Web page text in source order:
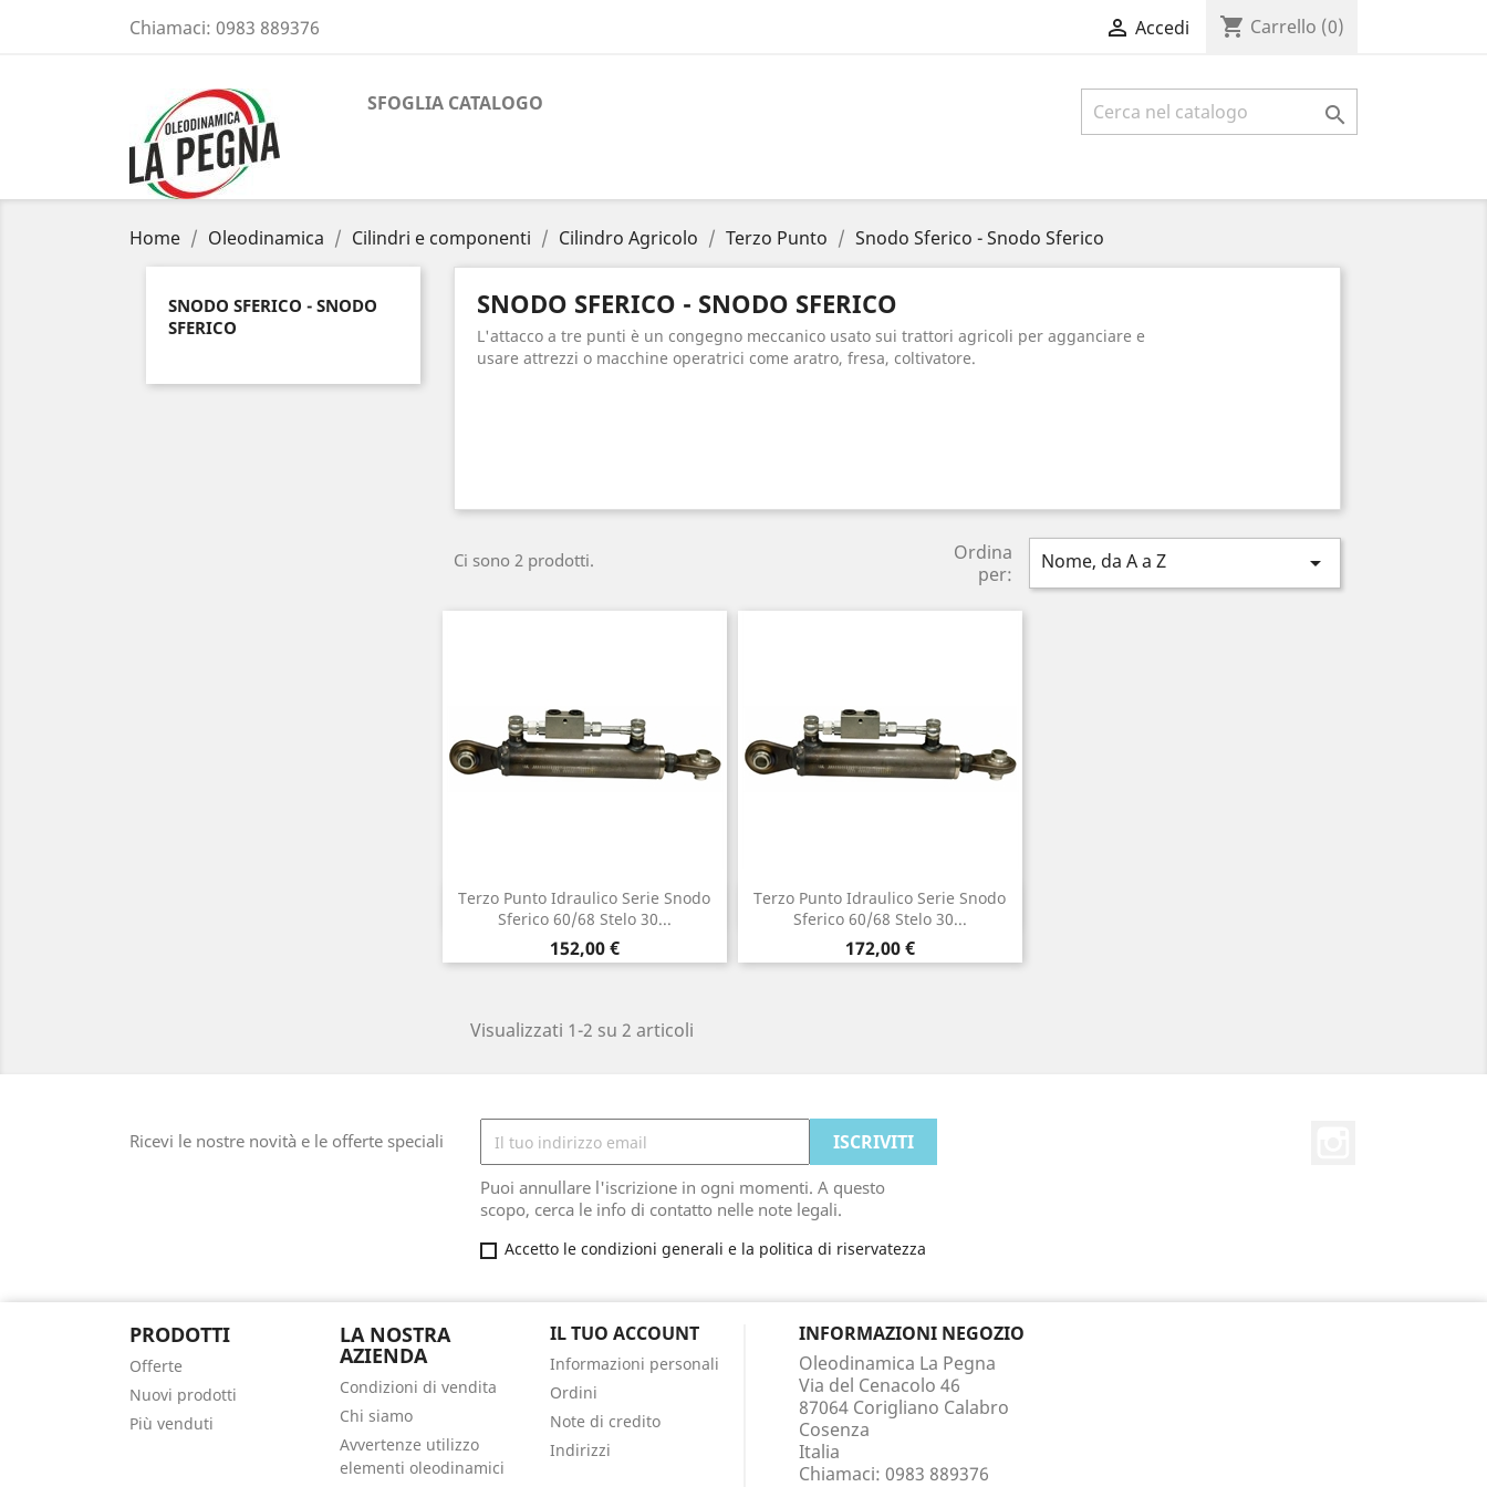
Chiamaci: 0983 889376  Accedi shopping_cart Carrello (0)
SFOGLIA CATALOGO 
Home Oleodinamica Cilindri e componenti Cilindro Agricolo Terzo Punto Snodo Sferico - Snodo Sferico
SNODO SFERICO - SNODO
SFERICO
SNODO SFERICO - SNODO SFERICO
L'attacco a tre punti è un congegno meccanico usato sui trattori agricoli per agganciare e
usare attrezzi o macchine operatrici come aratro, fresa, coltivatore.
Ci sono 2 prodotti.
Ordina
per:
Nome, da A a Z 
Terzo Punto Idraulico Serie Snodo
Sferico 60/68 Stelo 30...
Prezzo
152,00 €
Anteprima
Terzo Punto Idraulico Serie Snodo
Sferico 60/68 Stelo 30...
Prezzo
172,00 €
Anteprima
Visualizzati 1-2 su 2 articoli
Ricevi le nostre novità e le offerte speciali
Puoi annullare l'iscrizione in ogni momenti. A questo
scopo, cerca le info di contatto nelle note legali.
Accetto le condizioni generali e la politica di riservatezza
PRODOTTI
Offerte
Nuovi prodotti
Più venduti
LA NOSTRA
AZIENDA
Condizioni di vendita
Chi siamo
Avvertenze utilizzo
elementi oleodinamici
IL TUO ACCOUNT
Informazioni personali
Ordini
Note di credito
Indirizzi
INFORMAZIONI NEGOZIO
Oleodinamica La Pegna
Via del Cenacolo 46
87064 Corigliano Calabro
Cosenza
Italia
Chiamaci: 0983 889376